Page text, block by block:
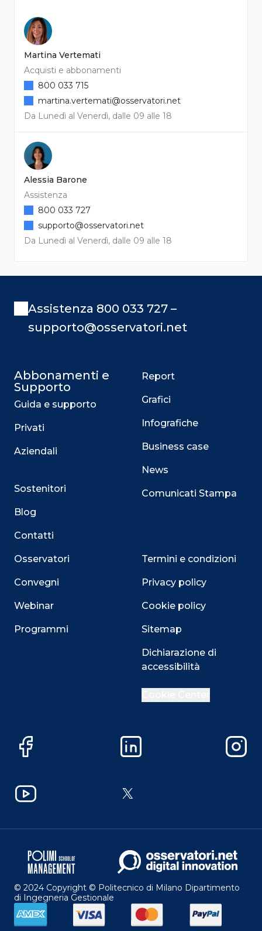
Martina Vertemati
Acquisti e abbonamenti
Da Lunedì al Venerdì, dalle 09 alle 18
800 033 715
martina.vertemati@osservatori.net
Alessia Barone
Assistenza
Da Lunedì al Venerdì, dalle 09 alle 18
800 033 727
supporto@osservatori.net
Assistenza 800 033 727 –
supporto@osservatori.net
Abbonamenti e
Supporto
Guida e supporto
Privati
Aziendali
Sostenitori
Blog
Contatti
Osservatori
Convegni
Webinar
Programmi
Report
Grafici
Infografiche
Business case
News
Comunicati Stampa
Termini e condizioni
Privacy policy
Cookie policy
Sitemap
Dichiarazione di
accessibilità
Facebook LinkedIn
YouTube X
© 2024 Copyright © Politecnico di Milano Dipartimento
di Ingegneria Gestionale